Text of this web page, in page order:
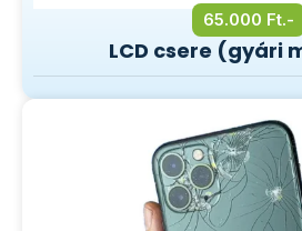
65.000 Ft.-
LCD csere (gyári